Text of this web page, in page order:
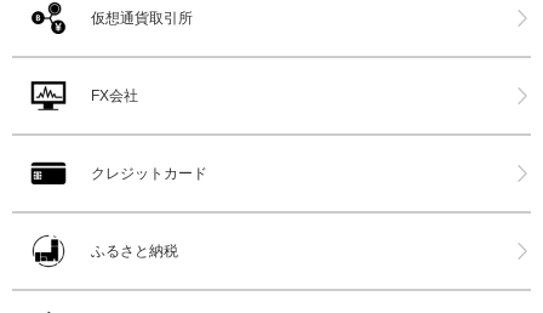
仮想通貨取引所
FX会社
クレジットカード
ふるさと納税